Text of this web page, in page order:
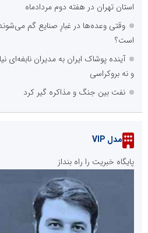
استان تهران در هفته دوم مردادماه
وقتی وعده‌ها در غبارِ صنایع گم می‌شوند
است؟
آینده پوشاک ایران به مدیران نابغه‌ای
و نه بروکراسی
نفت بین جنگ و مذاکره گیر کرد
مدل VIP
پایگاه خبریت را راه بنداز